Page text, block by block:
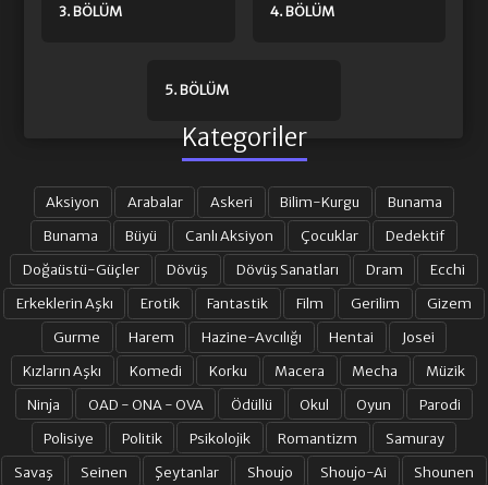
3. BÖLÜM 4. BÖLÜM
5. BÖLÜM
Kategoriler
Aksiyon Arabalar Askeri Bilim-Kurgu
Bunama
Bunama
Büyü Canlı Aksiyon Çocuklar
Dedektif
Doğaüstü-Güçler
Dövüş Dövüş Sanatları Dram
Ecchi
Erkeklerin Aşkı
Erotik Fantastik Film Gerilim
Gizem
Gurme
Harem Hazine-Avcılığı Hentai
Josei
Kızların Aşkı
Komedi Korku Macera Mecha
Müzik
Ninja
OAD - ONA - OVA Ödüllü Okul Oyun
Parodi
Polisiye
Politik Psikolojik Romantizm
Samuray
Savaş
Seinen Şeytanlar Shoujo Shoujo-Ai Shounen